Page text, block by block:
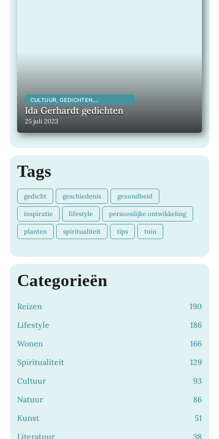
CULTUUR, GEDICHTEN,
INSPIRERENDE KUNSTENAARS,
INSPIRERENDE MENSEN,
LITERATUUR, MAATSCHAPPELIJK,
Ida Gerhardt gedichten
25 juli 2023
Tags
gedicht geschiedenis gezondheid
inspiratie lifestyle persoonlijke ontwikkeling
planten spiritualiteit tips tuin
Categorieën
Reizen
190
Lifestyle
186
Wonen
166
Spiritualiteit
129
Cultuur
93
Natuur
86
Kunst
51
Literatuur
38